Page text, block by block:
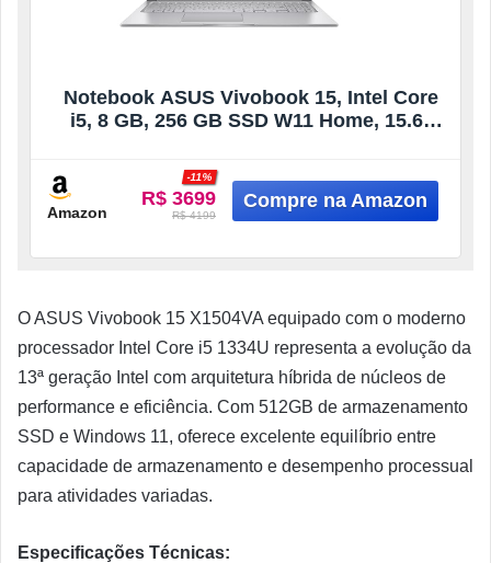
Notebook ASUS Vivobook 15, Intel Core
i5, 8 GB, 256 GB SSD W11 Home, 15.6”
Amazon
R$ 3699
-11%
R$ 4199
O ASUS Vivobook 15 X1504VA equipado com o moderno
processador Intel Core i5 1334U representa a evolução da
13ª geração Intel com arquitetura híbrida de núcleos de
performance e eficiência. Com 512GB de armazenamento
SSD e Windows 11, oferece excelente equilíbrio entre
capacidade de armazenamento e desempenho processual
para atividades variadas.
Especificações Técnicas: